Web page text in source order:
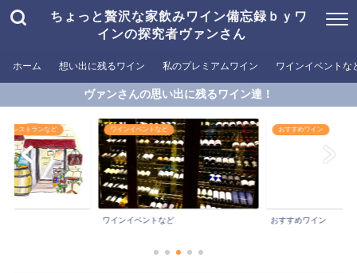
ちょっと贅沢な家飲みワイン備忘録ｂｙワ
インの探究者ヴァンさん
ホーム 想い出に残るワイン 私のプレミアムワイン ワインイベントな
ヴァンさんの思い出に残るワイン達！
るレストランなど ワインイベントなど
ワインイベントなど
おすすめワイン
おすすめワイン